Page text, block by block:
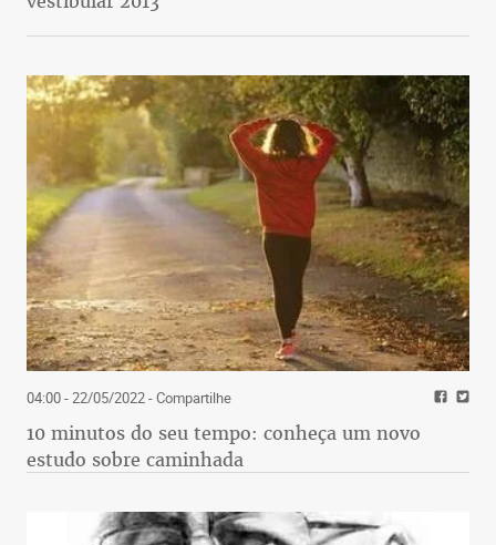
04:00 - 22/05/2022- Compartilhe
10 minutos do seu tempo: conheça um novo
estudo sobre caminhada